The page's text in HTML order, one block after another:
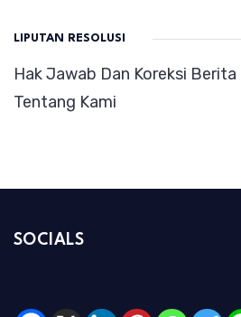
LIPUTAN RESOLUSI
Hak Jawab Dan Koreksi Berita
Tentang Kami
SOCIALS